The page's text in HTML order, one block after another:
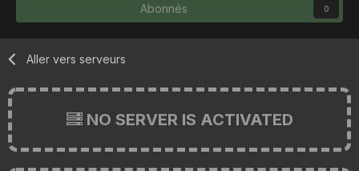
Abonnés 0
Aller vers serveurs
NO SERVER IS ACTIVATED